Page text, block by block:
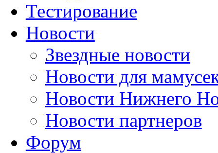
Тестирование
Новости
Звездные новости
Новости для
Новости Нижнего
Новости партнеров
Форум